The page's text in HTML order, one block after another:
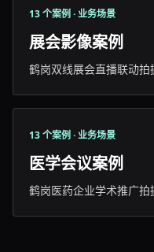
13 个案例 · 业务场景
展会影像案例
鹤岗双线展会直播联动拍
13 个案例 · 业务场景
医学会议案例
鹤岗医药企业学术推广拍